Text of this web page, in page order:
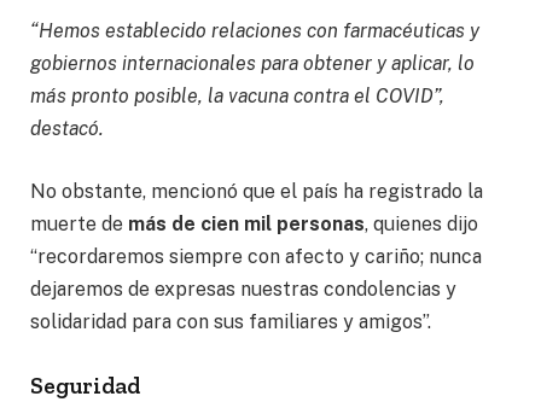
“Hemos establecido relaciones con farmacéuticas y
gobiernos internacionales para obtener y aplicar, lo
más pronto posible, la vacuna contra el COVID”,
destacó.
No obstante, mencionó que el país ha registrado la
muerte de más de cien mil personas, quienes dijo
“recordaremos siempre con afecto y cariño; nunca
dejaremos de expresas nuestras condolencias y
solidaridad para con sus familiares y amigos”.
Seguridad